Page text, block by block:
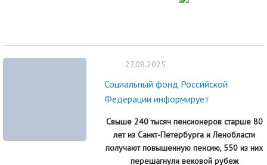
27.08.2025
Социальный фонд Российской
Федерации информирует
Свыше 240 тысяч пенсионеров старше 80
лет из Санкт-Петербурга и Ленобласти
получают повышенную пенсию, 550 из них
перешагнули вековой рубеж